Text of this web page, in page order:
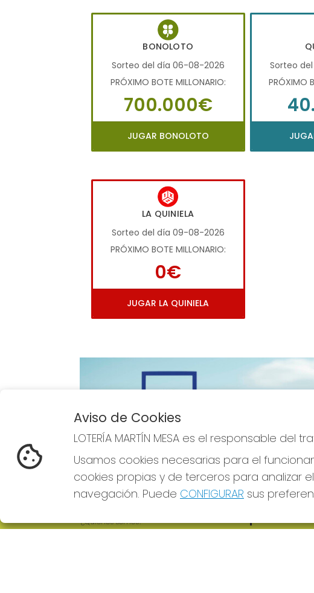
BONOLOTO
Sorteo del día 06-08-2026
PRÓXIMO BOTE MILLONARIO:
700.000€
JUGAR BONOLOTO
Sorteo
PRÓXIMO
LA QUINIELA
Sorteo del día 09-08-2026
PRÓXIMO BOTE MILLONARIO:
0€
JUGAR LA QUINIELA
Imagen anterior
LOTERÍA MARTÍN MESA
¿Quiénes somos?
REDES
Aviso de Cookies
LOTERÍA MARTÍN MESA es el responsable
Usamos cookies necesarias para el
cookies propias y de terceros para analizar
navegación. Puede CONFIGURAR sus